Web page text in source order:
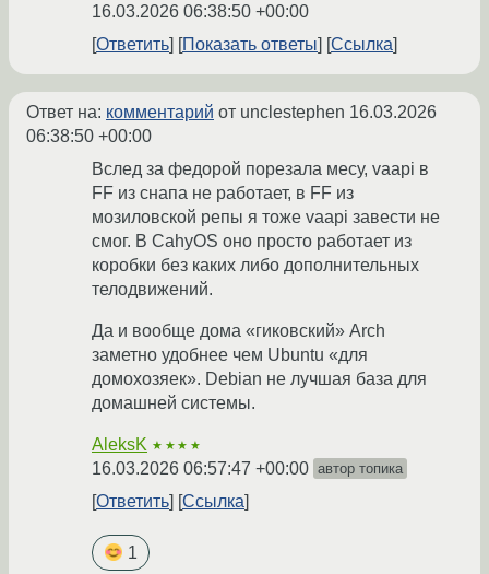
16.03.2026 06:38:50 +00:00
Ответить
Показать ответы Ссылка
Ответ на: комментарий от unclestephen 16.03.2026
06:38:50 +00:00
Вслед за федорой порезала месу, vaapi в
FF из снапа не работает, в FF из
мозиловской репы я тоже vaapi завести не
смог. В CahyOS оно просто работает из
коробки без каких либо дополнительных
телодвижений.
Да и вообще дома «гиковский» Arch
заметно удобнее чем Ubuntu «для
домохозяек». Debian не лучшая база для
домашней системы.
AleksK ★★★★
16.03.2026 06:57:47 +00:00 автор топика
Ответить Ссылка
1